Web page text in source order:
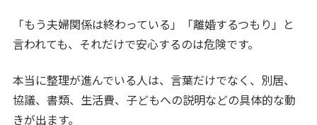
「もう夫婦関係は終わっている」「離婚するつもり」と
言われても、それだけで安心するのは危険です。
本当に整理が進んでいる人は、言葉だけでなく、別居、
協議、書類、生活費、子どもへの説明などの具体的な動
きが出ます。